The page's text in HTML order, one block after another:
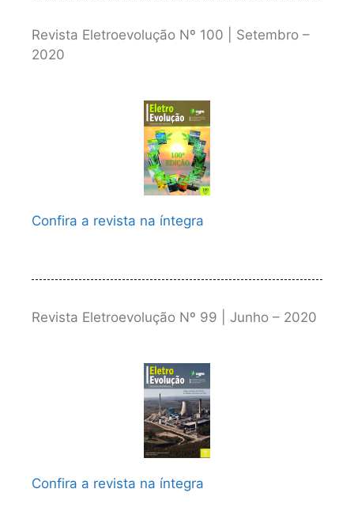
Revista Eletroevolução Nº 100 | Setembro –
2020
Confira a revista na íntegra
Revista Eletroevolução Nº 99 | Junho – 2020
Confira a revista na íntegra